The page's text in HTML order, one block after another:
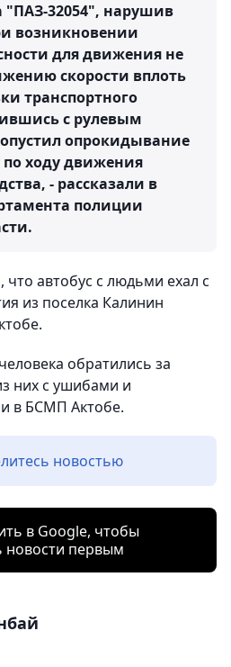
"ПАЗ-32054", нарушив
возникновении
для движения не
скорости вплоть
транспортного
с рулевым
опрокидывание
по ходу движения
- рассказали в
полиции
что автобус с людьми ехал с
из поселка Калинин
обратились за
них с ушибами и
в БСМП Актобе.
новостью
в Google, чтобы
новости первым